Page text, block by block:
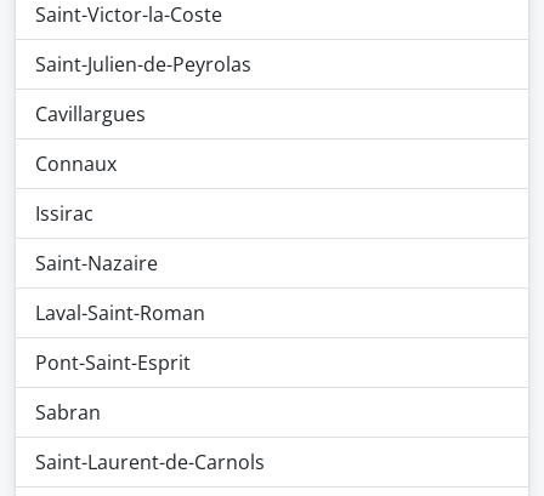
Saint-Victor-la-Coste
Saint-Julien-de-Peyrolas
Cavillargues
Connaux
Issirac
Saint-Nazaire
Laval-Saint-Roman
Pont-Saint-Esprit
Sabran
Saint-Laurent-de-Carnols